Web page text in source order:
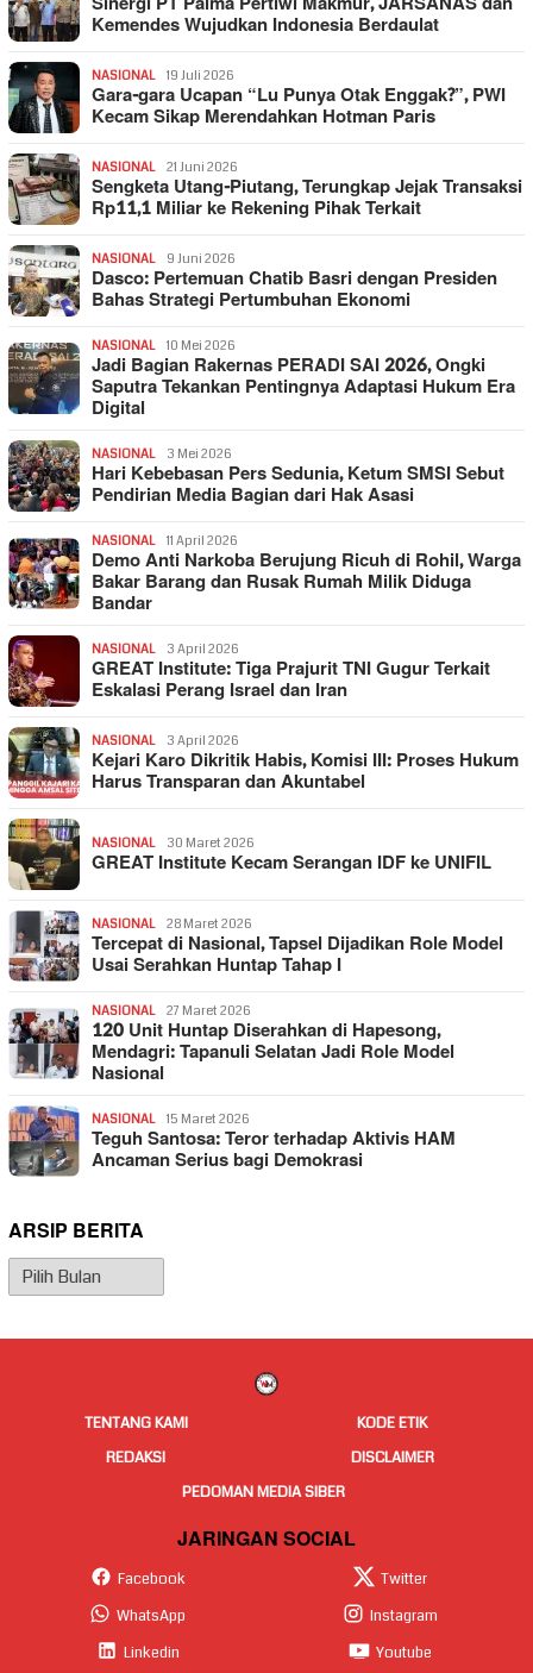
Kemendes Wujudkan Indonesia Berdaulat
NASIONAL 19 Juli 2026
Gara-gara Ucapan “Lu Punya Otak Enggak?”, PWI
Kecam Sikap Merendahkan Hotman Paris
NASIONAL 21 Juni 2026
Sengketa Utang-Piutang, Terungkap Jejak Transaksi
Rp11,1 Miliar ke Rekening Pihak Terkait
NASIONAL 9 Juni 2026
Dasco: Pertemuan Chatib Basri dengan Presiden
Bahas Strategi Pertumbuhan Ekonomi
NASIONAL 10 Mei 2026
Jadi Bagian Rakernas PERADI SAI 2026, Ongki
Saputra Tekankan Pentingnya Adaptasi Hukum Era
Digital
NASIONAL 3 Mei 2026
Hari Kebebasan Pers Sedunia, Ketum SMSI Sebut
Pendirian Media Bagian dari Hak Asasi
NASIONAL 11 April 2026
Demo Anti Narkoba Berujung Ricuh di Rohil, Warga
Bakar Barang dan Rusak Rumah Milik Diduga
Bandar
NASIONAL 3 April 2026
GREAT Institute: Tiga Prajurit TNI Gugur Terkait
Eskalasi Perang Israel dan Iran
NASIONAL 3 April 2026
Kejari Karo Dikritik Habis, Komisi III: Proses Hukum
Harus Transparan dan Akuntabel
NASIONAL 30 Maret 2026
GREAT Institute Kecam Serangan IDF ke UNIFIL
NASIONAL 28 Maret 2026
Tercepat di Nasional, Tapsel Dijadikan Role Model
Usai Serahkan Huntap Tahap I
NASIONAL 27 Maret 2026
120 Unit Huntap Diserahkan di Hapesong,
Mendagri: Tapanuli Selatan Jadi Role Model
Nasional
NASIONAL 15 Maret 2026
Teguh Santosa: Teror terhadap Aktivis HAM
Ancaman Serius bagi Demokrasi
ARSIP BERITA
Arsip
Berita
TENTANG KAMI
KODE ETIK
REDAKSI
DISCLAIMER
PEDOMAN MEDIA SIBER
JARINGAN SOCIAL
Facebook
Twitter
WhatsApp
Instagram
Linkedin
Youtube